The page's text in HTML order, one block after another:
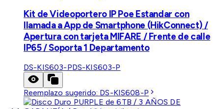
Kit de Videoportero IP Poe Estandar con
llamada a App de Smartphone (HikConnect) /
Apertura con tarjeta MIFARE / Frente de calle
IP65 / Soporta 1 Departamento
DS-KIS603-PDS-KIS603-P
Reemplazo sugerido: DS-KIS608-P